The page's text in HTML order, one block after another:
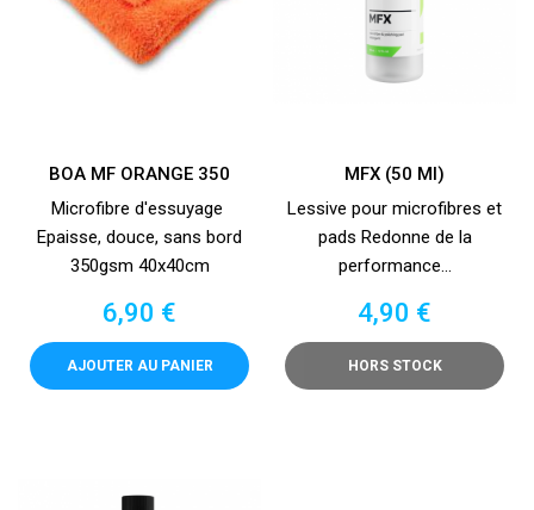
BOA MF ORANGE 350
Microfibre d'essuyage
Epaisse, douce, sans bord
350gsm 40x40cm
Prix
6,90 €
AJOUTER AU PANIER
MFX (50 Ml)
Lessive pour microfibres et
pads Redonne de la
performance...
Prix
4,90 €
HORS STOCK